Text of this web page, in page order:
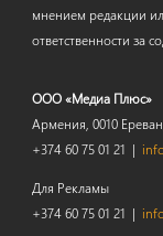
мнением редакции
ответственности за
ООО «Медиа Плюс»
Армения, 0010
+374 60 75 01 21 |
Для Рекламы
+374 60 75 01 21 |